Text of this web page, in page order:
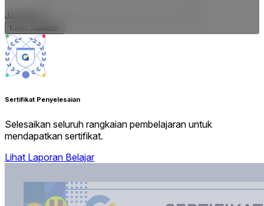
Jawaban
Kirim Jawaban
Sertifikat Penyelesaian
Selesaikan seluruh rangkaian pembelajaran untuk
mendapatkan sertifikat.
Lihat Laporan Belajar